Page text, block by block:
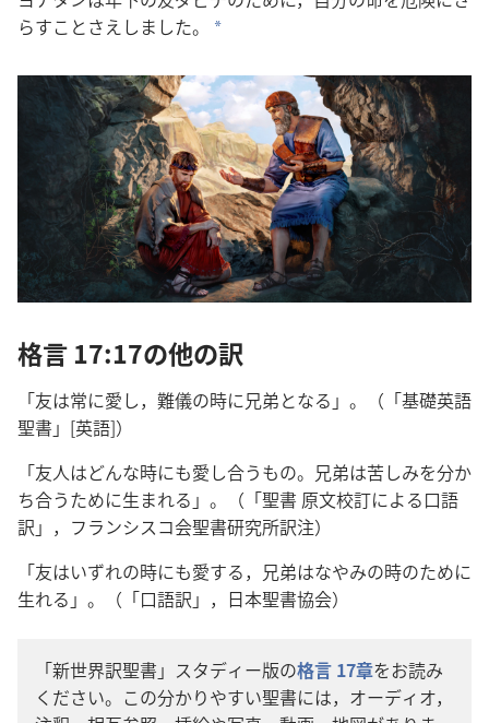
らすことさえしました。
a
格言 17:17の他の訳
「友は常に愛し， 難儀の時に兄弟となる」。（「基礎英語
聖書 」[英語]）
「友人はどんな時にも愛し合うもの。 兄弟は苦しみを分か
ち合うために生まれる」。（「聖書 原文校訂による口語
訳 」，フランシスコ会聖書研究所訳注）
「友はいずれの時にも愛する， 兄弟はなやみの時のために
生れる」。（「口語訳 」， 日本聖書協会）
「新世界訳聖書 」スタディー版の格言 17章をお読み
ください。この分かりやすい聖書には，オーディオ，